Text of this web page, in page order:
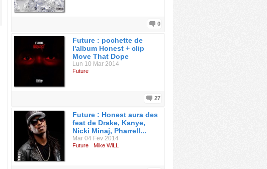
0
Future : pochette de
l'album Honest + clip
Move That Dope
Lun 10 Mar 2014
Future
27
Future : Honest aura des
feat de Drake, Kanye,
Nicki Minaj, Pharrell...
Mar 04 Fev 2014
Future Mike WiLL